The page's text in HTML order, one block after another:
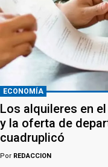
ECONOMÍA
Los alquileres en
y la oferta de
cuadruplicó
Por REDACCION